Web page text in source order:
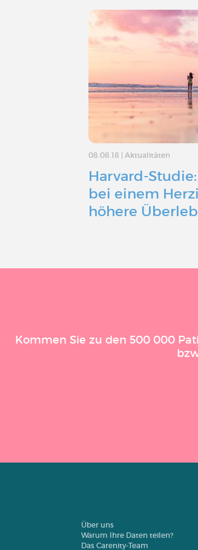
08.08.18 |Aktualitäten
Harvard-
bei einem
höhere
Kommen Sie zu den 500 000
Über uns
Warum Ihre Daten teilen?
Das Carenity-Team